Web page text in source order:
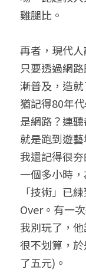
五行計算
團隊訓練
五行
雞腿比。
再者，現代
只要透過網
漸普及，造
猶記得80年
是網路？連
就是跑到遊
我還記得很
一個多小時
「技術」已
Over。有一
我別玩了，
很不划算，
了五元)。